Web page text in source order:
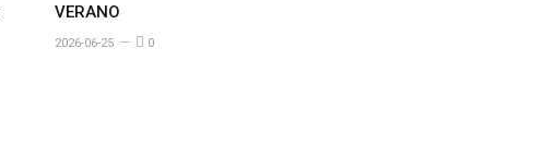
VERANO
2026-06-25 0